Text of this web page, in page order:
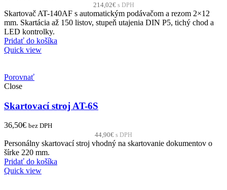
214,02€ s DPH
Skartovač AT-140AF s automatickým podávačom a rezom 2×12
mm. Skartácia až 150 listov, stupeň utajenia DIN P5, tichý chod a
LED kontrolky.
Pridať do košíka
Quick view
Porovnať
Close
Skartovací stroj AT-6S
36,50€ bez DPH
44,90€ s DPH
Personálny skartovací stroj vhodný na skartovanie dokumentov o
šírke 220 mm.
Pridať do košíka
Quick view